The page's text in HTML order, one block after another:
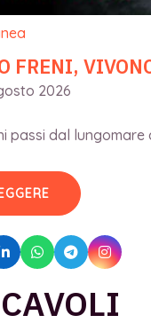
FRENI,
2026
passi dal